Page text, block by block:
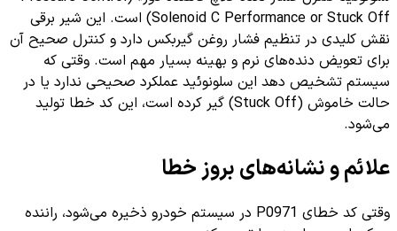
Solenoid C Performance or Stuck Off) است. این شیر برقی
نقش کلیدی در تنظیم فشار روغن گیربکس دارد و کنترل صحیح آن
برای تعویض دنده‌های نرم و بهینه بسیار مهم است. وقتی که
سیستم تشخیص دهد این سلونوئید عملکرد صحیحی ندارد یا در
حالت خاموش (Stuck Off) گیر کرده است، این کد خطا تولید
می‌شود.
علائم و نشانه‌های بروز خطا
وقتی کد خطای P0971 در سیستم خودرو ذخیره می‌شود، راننده